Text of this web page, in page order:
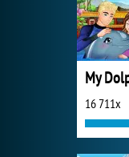
My
16 711x